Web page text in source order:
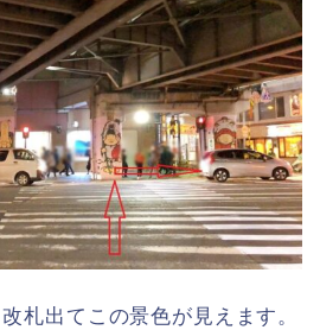
札出てこの景色が見えます。